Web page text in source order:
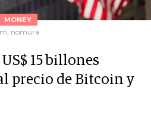
MONEY
nomura
15 billones
precio de Bitcoin y